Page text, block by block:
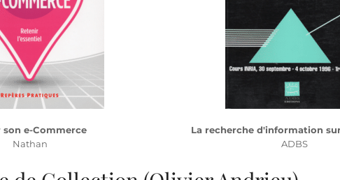
son e-Commerce
Nathan
La recherche d'information
ADBS